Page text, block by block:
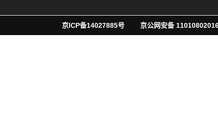
京ICP备14027885号 京公网安备